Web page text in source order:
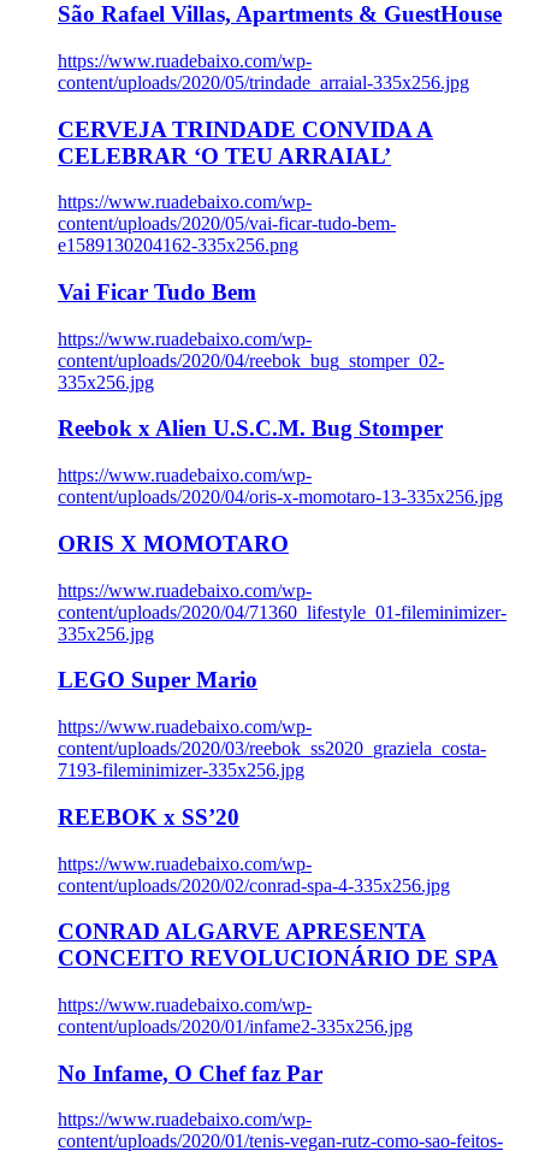
São Rafael Villas, Apartments & GuestHouse
https://www.ruadebaixo.com/wp-
content/uploads/2020/05/trindade_arraial-335x256.jpg
CERVEJA TRINDADE CONVIDA A
CELEBRAR ‘O TEU ARRAIAL’
https://www.ruadebaixo.com/wp-
content/uploads/2020/05/vai-ficar-tudo-bem-
e1589130204162-335x256.png
Vai Ficar Tudo Bem
https://www.ruadebaixo.com/wp-
content/uploads/2020/04/reebok_bug_stomper_02-
335x256.jpg
Reebok x Alien U.S.C.M. Bug Stomper
https://www.ruadebaixo.com/wp-
content/uploads/2020/04/oris-x-momotaro-13-335x256.jpg
ORIS X MOMOTARO
https://www.ruadebaixo.com/wp-
content/uploads/2020/04/71360_lifestyle_01-fileminimizer-
335x256.jpg
LEGO Super Mario
https://www.ruadebaixo.com/wp-
content/uploads/2020/03/reebok_ss2020_graziela_costa-
7193-fileminimizer-335x256.jpg
REEBOK x SS’20
https://www.ruadebaixo.com/wp-
content/uploads/2020/02/conrad-spa-4-335x256.jpg
CONRAD ALGARVE APRESENTA
CONCEITO REVOLUCIONÁRIO DE SPA
https://www.ruadebaixo.com/wp-
content/uploads/2020/01/infame2-335x256.jpg
No Infame, O Chef faz Par
https://www.ruadebaixo.com/wp-
content/uploads/2020/01/tenis-vegan-rutz-como-sao-feitos-